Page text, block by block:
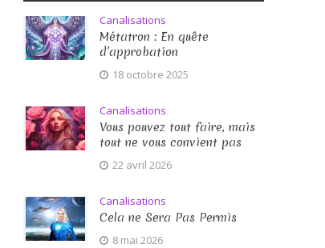
Canalisations
Métatron : En quête
d’approbation
18 octobre 2025
Canalisations
Vous pouvez tout faire, mais
tout ne vous convient pas
22 avril 2026
Canalisations
Cela ne Sera Pas Permis
8 mai 2026